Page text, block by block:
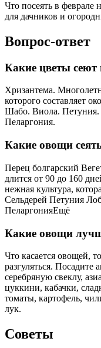
Что посеять в феврале
для дачников и
Вопрос-ответ
Какие цветы сеют
Хризантема.
которого составляет
Шабо. Виола.
Пеларгония.
Какие овощи
Перец болгарский
длится от 90 до 160
нежная культура,
Сельдерей Петуния
ПеларгонияЕщё
Какие овощи
Что касается овощей,
разгуляться. Посадите
серебряную свеклу,
цуккини, кабачки,
томаты, картофель,
лук.
Советы